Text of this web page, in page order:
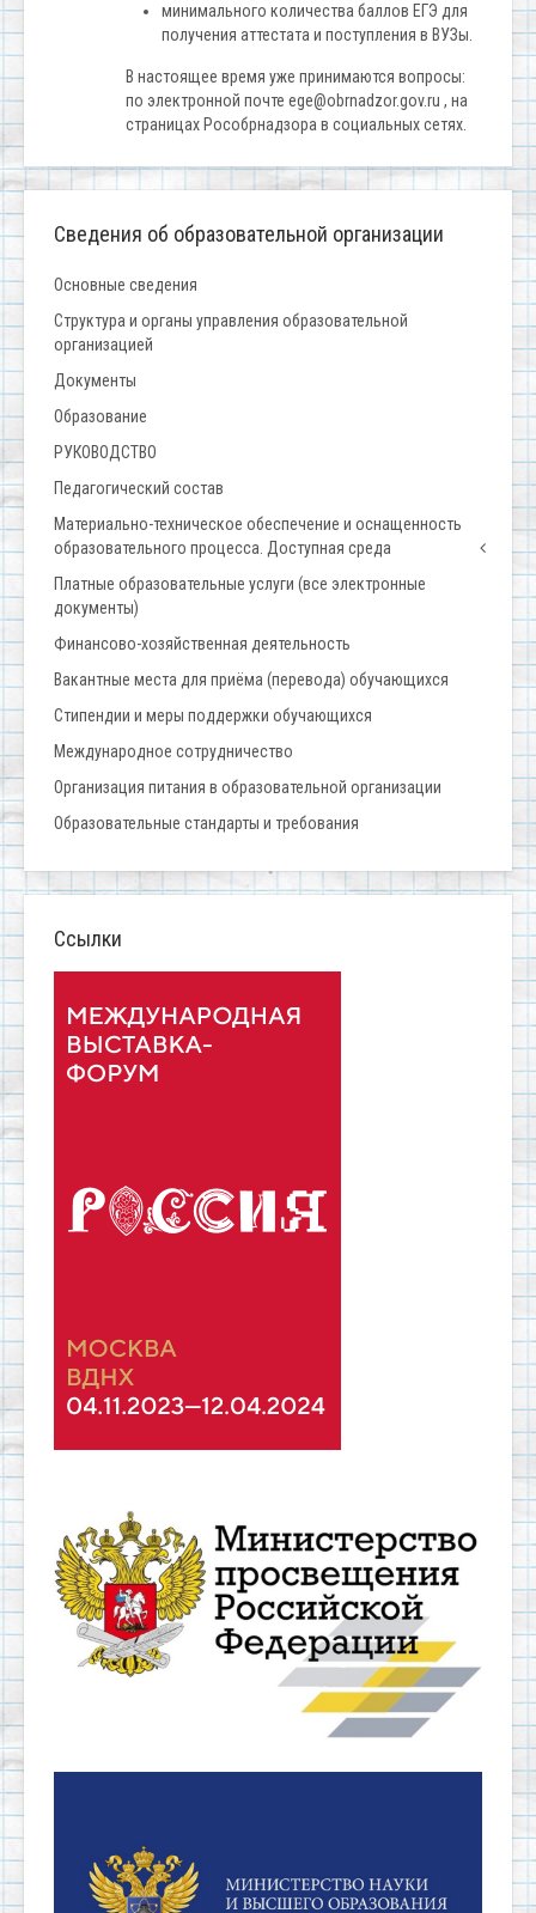
минимального количества баллов ЕГЭ для
получения аттестата и поступления в ВУЗы.
В настоящее время уже принимаются вопросы:
по электронной почте ege@obrnadzor.gov.ru , на
страницах Рособрнадзора в социальных сетях.
Сведения об образовательной организации
Основные сведения
Структура и органы управления образовательной
организацией
Документы
Образование
РУКОВОДСТВО
Педагогический состав
Материально-техническое обеспечение и оснащенность
образовательного процесса. Доступная среда
Платные образовательные услуги (все электронные
документы)
Финансово-хозяйственная деятельность
Вакантные места для приёма (перевода) обучающихся
Стипендии и меры поддержки обучающихся
Международное сотрудничество
Организация питания в образовательной организации
Образовательные стандарты и требования
Ссылки